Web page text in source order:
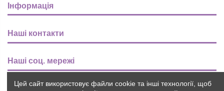
Інформація
Наші контакти
Наші соц. мережі
Розсилка
Цей сайт використовує файли cookie та інші технології, щоб